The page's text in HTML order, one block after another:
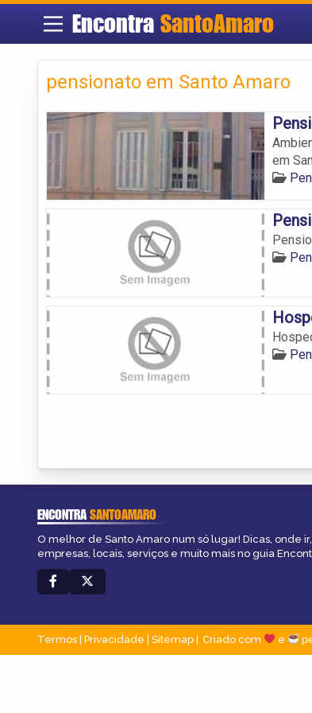
Encontra SantoAmaro
pensionato em Santo Amaro
em
ENCONTRASANTOAMARO
O melhor de Santo Amaro num só lugar! Dicas, onde
empresas, locais, serviços e muito mais no guia
Termos Privacidade Sitemap Criado com e